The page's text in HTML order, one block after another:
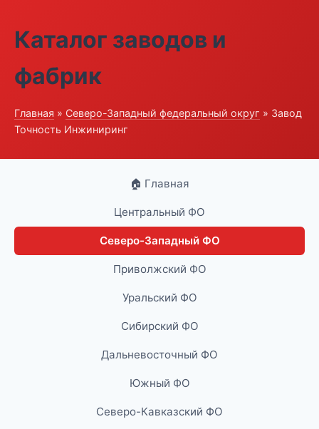
Каталог заводов и
фабрик
Главная » Северо-Западный федеральный округ » Завод
Точность Инжиниринг
🏠 Главная
Центральный ФО
Северо-Западный ФО
Приволжский ФО
Уральский ФО
Сибирский ФО
Дальневосточный ФО
Южный ФО
Северо-Кавказский ФО